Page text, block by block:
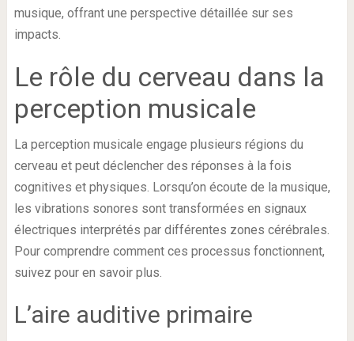
musique, offrant une perspective détaillée sur ses
impacts.
Le rôle du cerveau dans la
perception musicale
La perception musicale engage plusieurs régions du
cerveau et peut déclencher des réponses à la fois
cognitives et physiques. Lorsqu’on écoute de la musique,
les vibrations sonores sont transformées en signaux
électriques interprétés par différentes zones cérébrales.
Pour comprendre comment ces processus fonctionnent,
suivez pour en savoir plus.
L’aire auditive primaire